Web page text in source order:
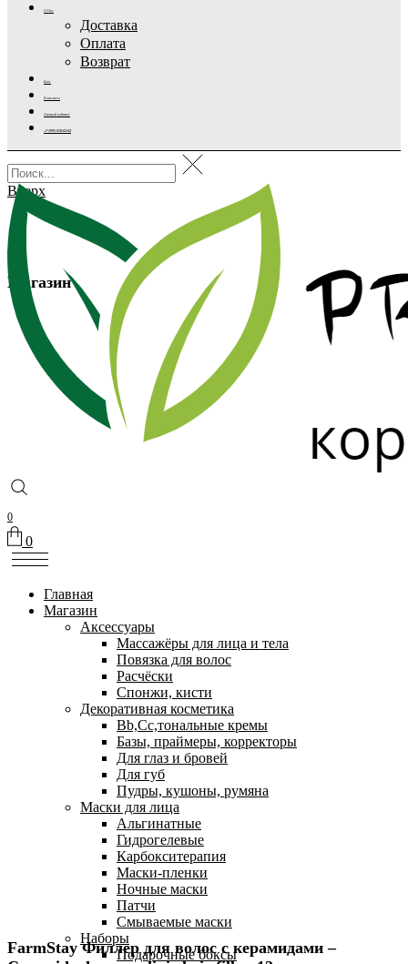
О Нас
Доставка
Оплата
Возврат
Блог
Контакты
Личный кабинет
+7 (995) 502-42-42
0
0
Главная
Магазин
Аксессуары
Массажёры для лица и тела
Повязка для волос
Расчёски
Спонжи, кисти
Декоративная косметика
Bb,Cc,тональные кремы
Базы, праймеры, корректоры
Для глаз и бровей
Для губ
Пудры, кушоны, румяна
Маски для лица
Альгинатные
Гидрогелевые
Карбокситерапия
Маски-пленки
Ночные маски
Патчи
Смываемые маски
Наборы
Подарочные боксы
Вверх
Магазин
FarmStay Филлер для волос с керамидами –